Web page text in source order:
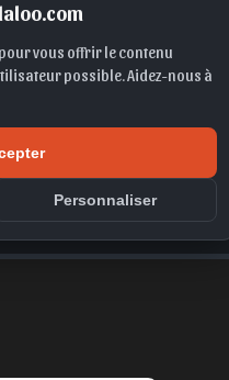
vous offrir le contenu
possible. Aidez-nous à
Personnaliser
CLA neuve au Maroc
TECHNIQUE COMPARER